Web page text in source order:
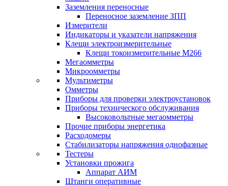
Заземления переносные
Переносное заземление ЗПП
Измерители
Индикаторы и указатели напряжения
Клещи электроизмерительные
Клещи токоизмерительные М266
Мегаомметры
Микроомметры
Мультиметры
Омметры
Приборы для проверки электроустановок
Приборы технического обслуживания
Высоковольтные мегаомметры
Прочие приборы энергетика
Расходомеры
Стабилизаторы напряжения однофазные
Тестеры
Установки прожига
Аппарат АИМ
Штанги оперативные